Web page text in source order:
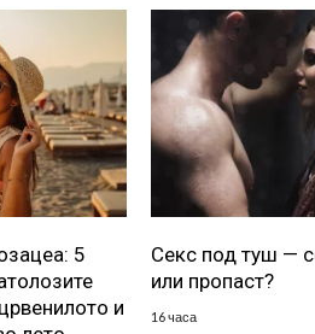
5
и
Секс под туш —
или пропаст?
16 часа